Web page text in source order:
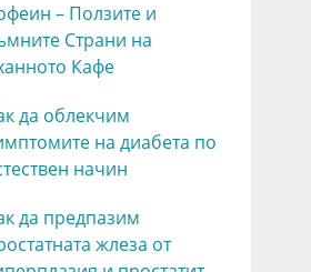
– Ползите и
Страни на
Кафе
да облекчим
на диабета по
начин
да предпазим
жлеза от